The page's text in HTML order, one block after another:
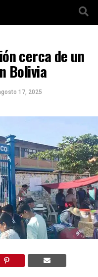
cerca de un
Bolivia
17, 2025